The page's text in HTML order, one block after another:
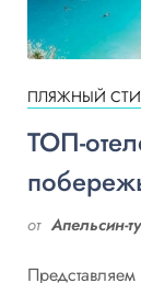
ПЛЯЖНЫЙ
ТОП-
от Апельсин-